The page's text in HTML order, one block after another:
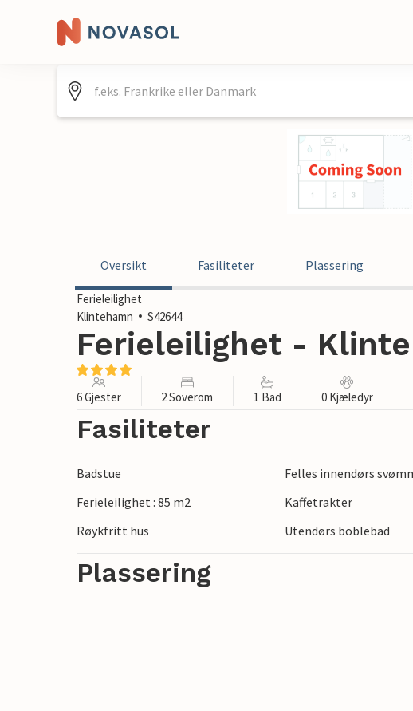
Oversikt Fasiliteter Plassering
Ferieleilighet
Klintehamn
S42644
Ferieleilighet -
6 Gjester 2 Soverom 1 Bad 0 Kjæledyr
Fasiliteter
Badstue Felles innendørs
Ferieleilighet : 85 m2
Kaffetrakter
Røykfritt hus
Utendørs boblebad
Plassering